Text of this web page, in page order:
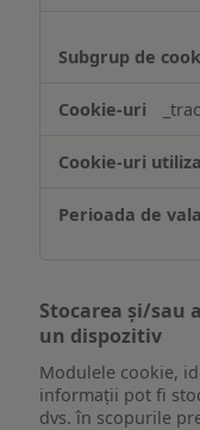
Stocarea și/sau
un dispozitiv
Modulele cookie,
informații pot fi
dvs. în scopurile